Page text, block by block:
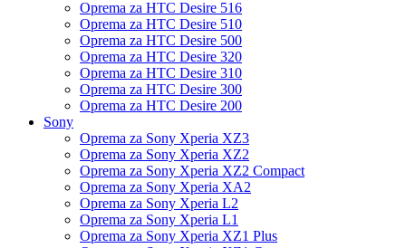
Oprema za HTC Desire 516
Oprema za HTC Desire 510
Oprema za HTC Desire 500
Oprema za HTC Desire 320
Oprema za HTC Desire 310
Oprema za HTC Desire 300
Oprema za HTC Desire 200
Sony
Oprema za Sony Xperia XZ3
Oprema za Sony Xperia XZ2
Oprema za Sony Xperia XZ2 Compact
Oprema za Sony Xperia XA2
Oprema za Sony Xperia L2
Oprema za Sony Xperia L1
Oprema za Sony Xperia XZ1 Plus